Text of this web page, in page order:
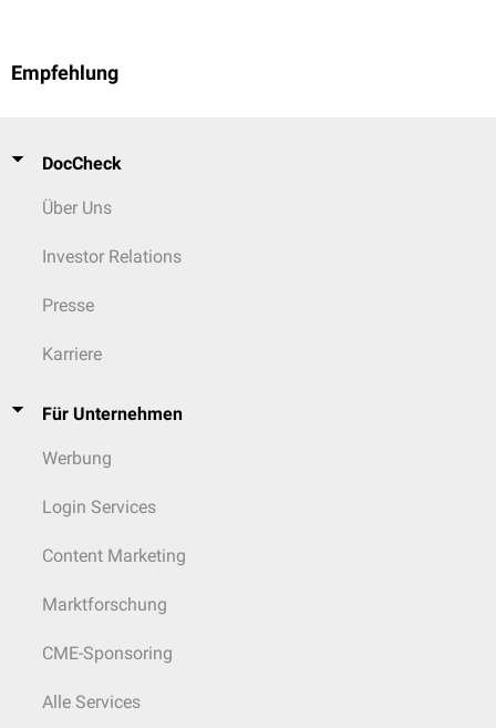
Empfehlung
DocCheck
Über Uns
Investor Relations
Presse
Karriere
Für Unternehmen
Werbung
Login Services
Content Marketing
Marktforschung
CME-Sponsoring
Alle Services